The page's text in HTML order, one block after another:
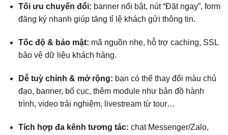
Tối ưu chuyển đổi: banner nổi bật, nút “Đặt ngay”, form
đăng ký nhanh giúp tăng tỉ lệ khách gửi thông tin.
Tốc độ & bảo mật: mã nguồn nhẹ, hỗ trợ caching, SSL
bảo vệ dữ liệu khách hàng.
Dễ tuỳ chỉnh & mở rộng: bạn có thể thay đổi màu chủ
đạo, banner, bố cục, thêm module như bản đồ hành
trình, video trải nghiệm, livestream từ tour…
Tích hợp đa kênh tương tác: chat Messenger/Zalo,